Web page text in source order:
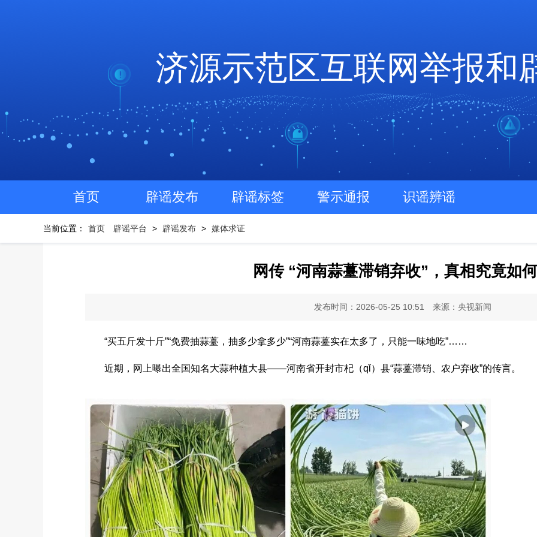
济源示范区互联网举报和
首页 辟谣发布 辟谣标签 警示通报 识谣辨谣
当前位置： 首页 辟谣平台 > 辟谣发布 > 媒体求证
网传 “河南蒜薹滞销弃收”，真相究竟如
发布时间：2026-05-25 10:51 来源：央视新闻
“买五斤发十斤”“免费抽蒜薹，抽多少拿多少”“河南蒜薹实在太多了，只能一味地吃”……
近期，网上曝出全国知名大蒜种植大县——河南省开封市杞（qǐ）县“蒜薹滞销、农户弃收”的传言。